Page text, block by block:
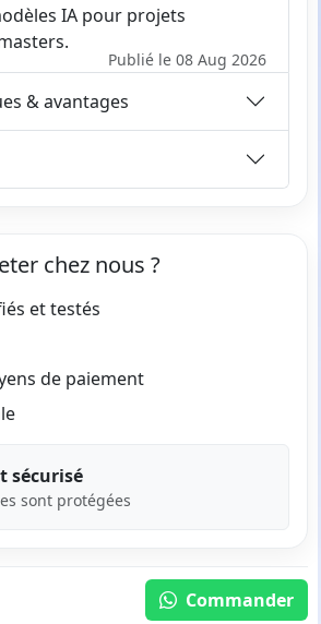
IA pour projets
Publié le 08 Aug 2026
& avantages
chez nous ?
et testés
de paiement
sécurisé
sont protégées
Commander